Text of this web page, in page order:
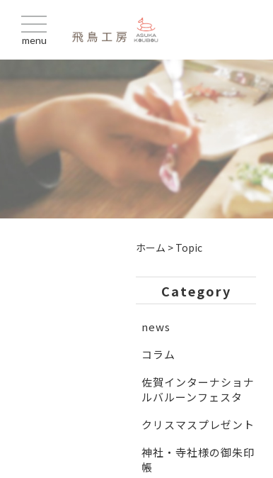
menu
ホーム > Topic
Category
news
コラム
佐賀インターナショナ
ルバルーンフェスタ
クリスマスプレゼント
神社・寺社様の御朱印
帳